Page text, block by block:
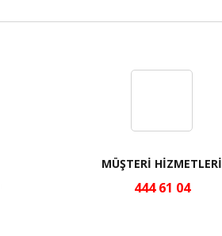
MÜŞTERİ HİZMETLERİ
444 61 04